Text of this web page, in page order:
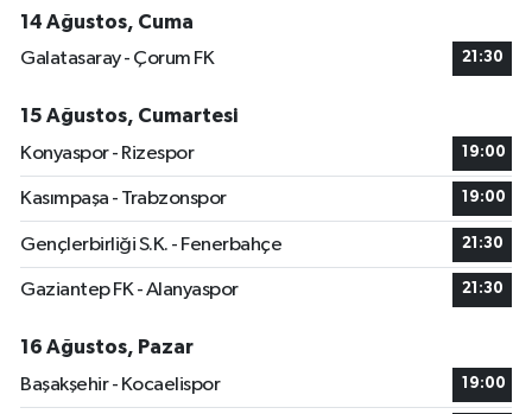
14 Ağustos, Cuma
Galatasaray - Çorum FK
21:30
15 Ağustos, Cumartesi
Konyaspor - Rizespor
19:00
Kasımpaşa - Trabzonspor 19:00
Gençlerbirliği S.K. - Fenerbahçe 21:30
Gaziantep FK - Alanyaspor 21:30
16 Ağustos, Pazar
Başakşehir - Kocaelispor
19:00